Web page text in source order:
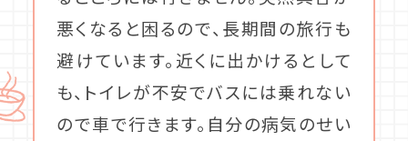
悪くなると困るので、長期間の旅行も
避けています。近くに出かけるとして
も、トイレが不安でバスには乗れない
ので車で行きます。自分の病気のせい